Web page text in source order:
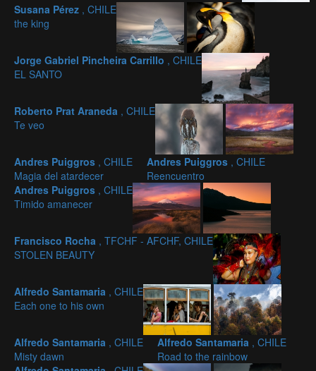
Susana Pérez , CHILE
the king
Jorge Gabriel Pincheira Carrillo , CHILE
EL SANTO
Roberto Prat Araneda , CHILE
Te veo
Andres Puiggros , CHILE
Magia del atardecer
Andres Puiggros , CHILE
Reencuentro
Andres Puiggros , CHILE
Timido amanecer
Francisco Rocha , TFCHF - AFCHF, CHILE
STOLEN BEAUTY
Alfredo Santamaria , CHILE
Each one to his own
Alfredo Santamaria , CHILE
Misty dawn
Alfredo Santamaria , CHILE
Road to the rainbow